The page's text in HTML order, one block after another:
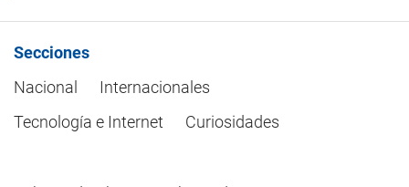
Secciones
Nacional
Internacionales
Tecnología e Internet
Curiosidades